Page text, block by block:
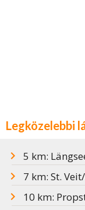
Legközelebbi
5 km:
7 km: St.
10 km: